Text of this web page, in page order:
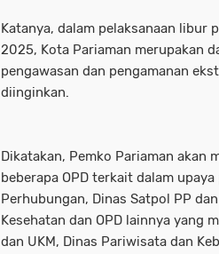
Katanya, dalam pelaksanaan libur
2025, Kota Pariaman merupakan
pengawasan dan pengamanan
diinginkan.
Dikatakan, Pemko Pariaman akan
beberapa OPD terkait dalam
Perhubungan, Dinas Satpol PP
Kesehatan dan OPD lainnya yang
dan UKM, Dinas Pariwisata dan